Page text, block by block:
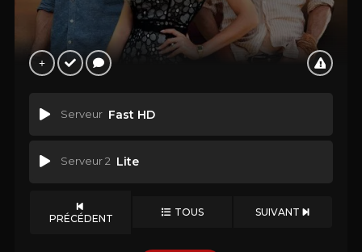
Serveur Fast HD
Serveur 2 Lite
PRÉCÉDENT TOUS SUIVANT